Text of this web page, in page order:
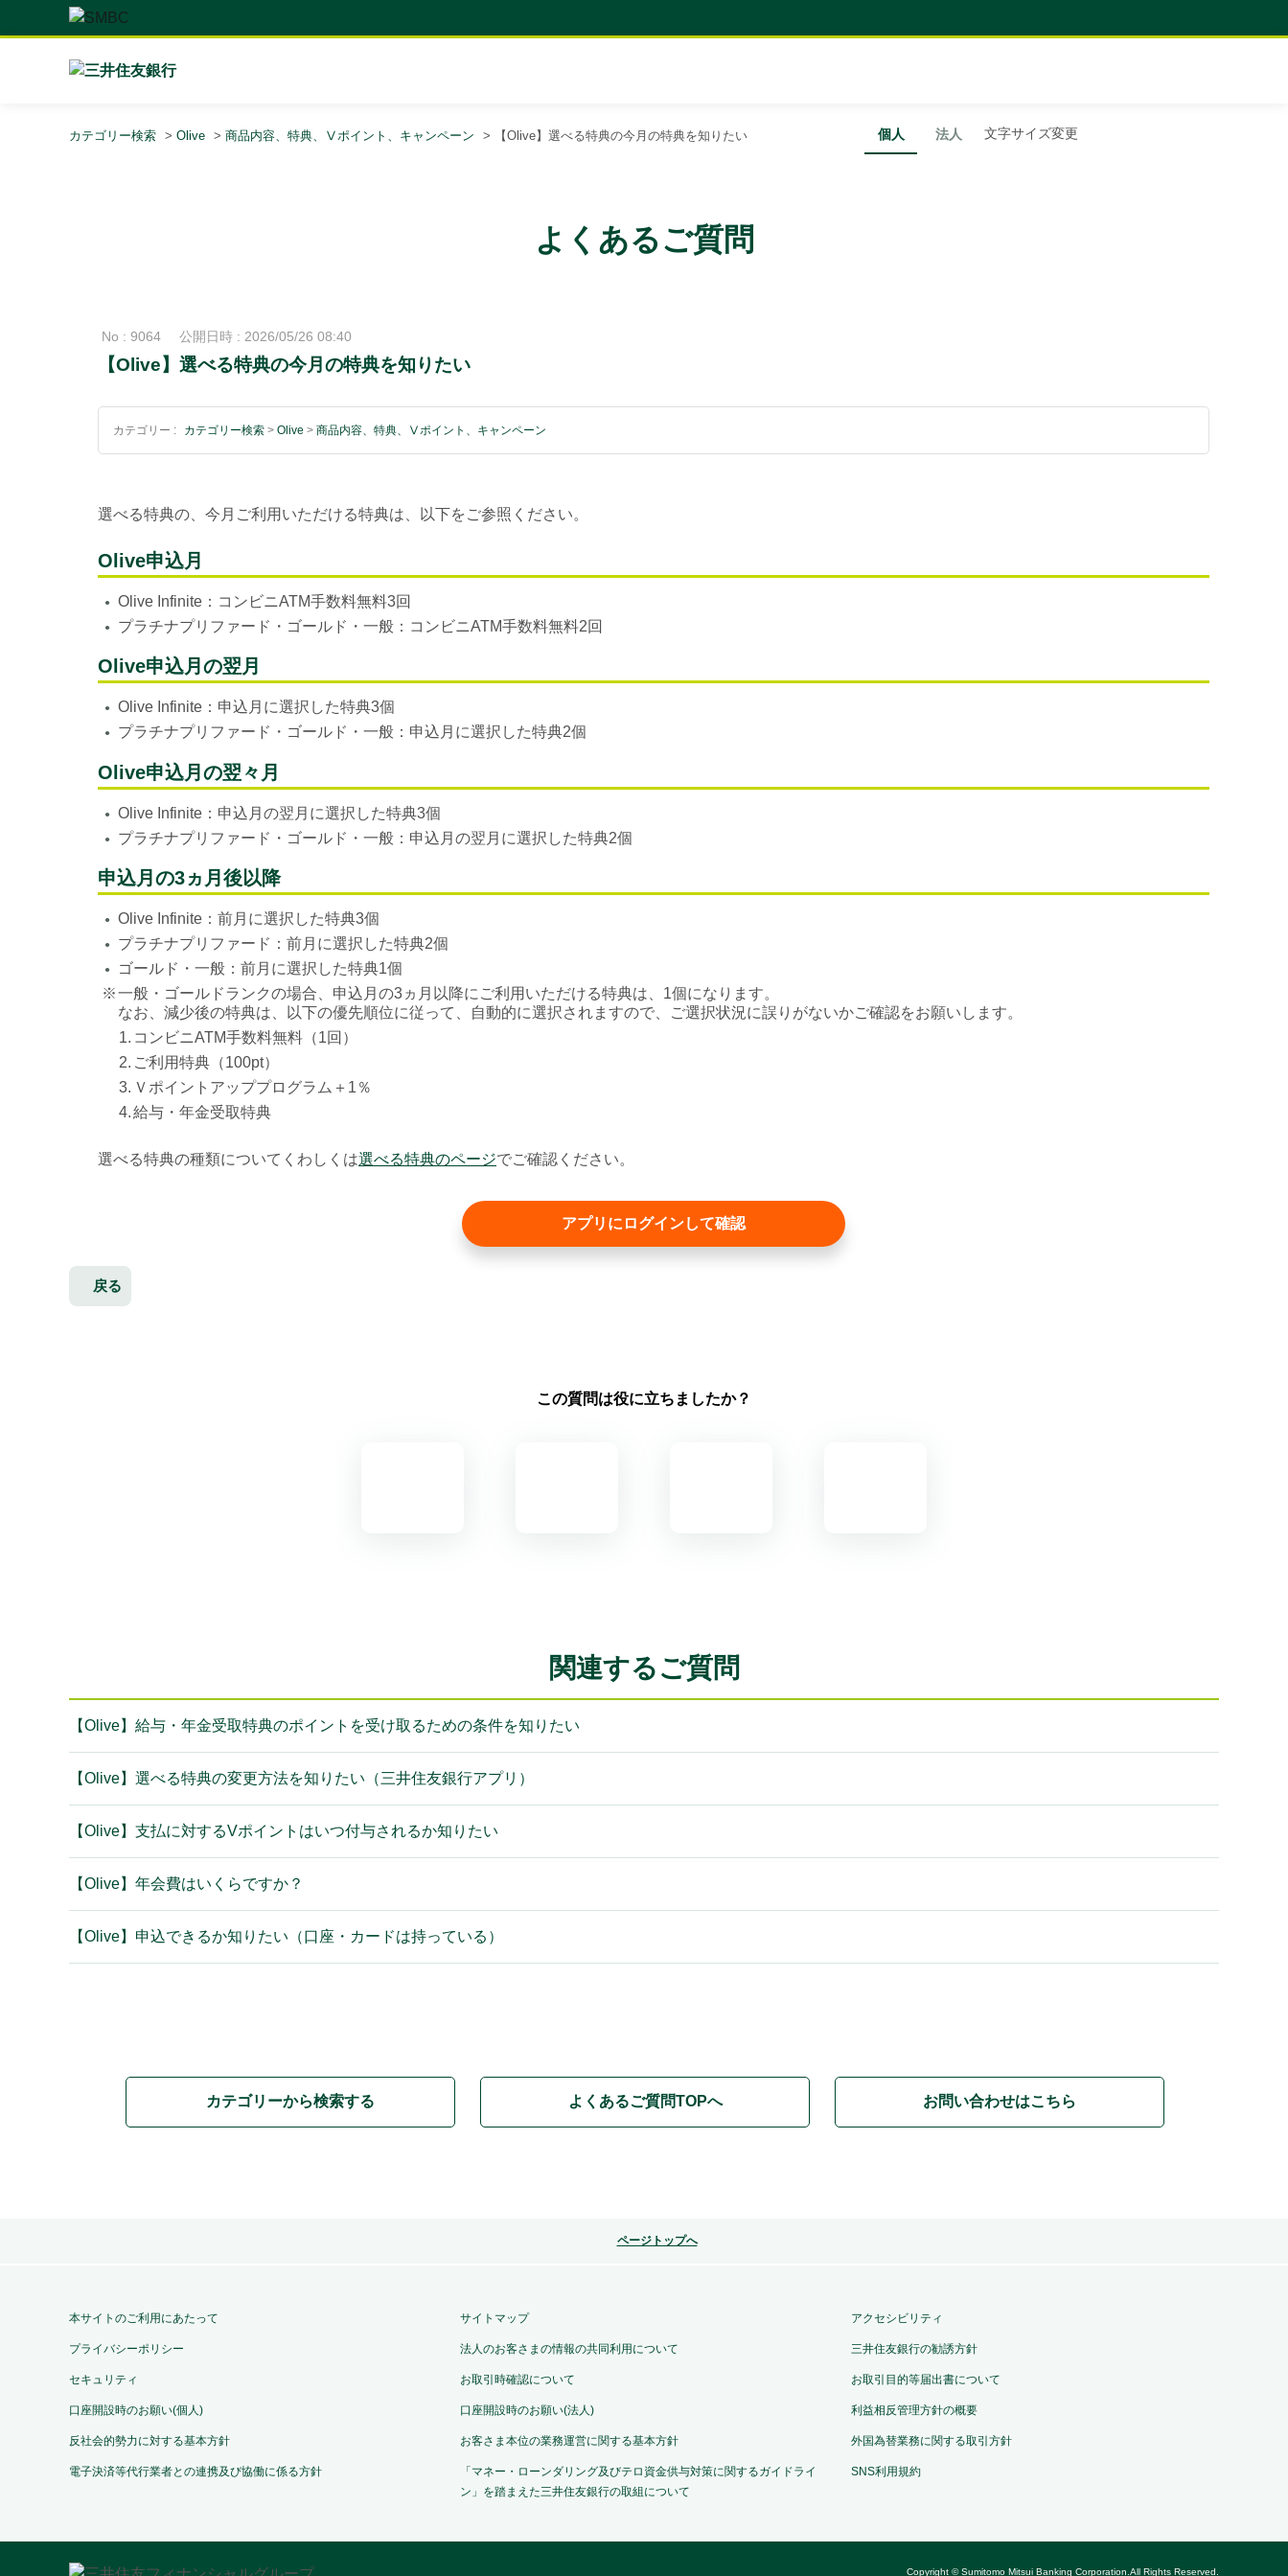
個人 法人 文字サイズ変更
カテゴリー検索 > Olive > 商品内容、特典、Ⅴポイント、キャンペーン > 【Olive】選べる特典の今月の特典を知りたい
よくあるご質問
No : 9064 公開日時 : 2026/05/26 08:40
【Olive】選べる特典の今月の特典を知りたい
カテゴリー : カテゴリー検索 > Olive > 商品内容、特典、Ⅴポイント、キャンペーン
選べる特典の、今月ご利用いただける特典は、以下をご参照ください。
Olive申込月
● Olive Infinite：コンビニATM手数料無料3回
● プラチナプリファード・ゴールド・一般：コンビニATM手数料無料2回
Olive申込月の翌月
● Olive Infinite：申込月に選択した特典3個
● プラチナプリファード・ゴールド・一般：申込月に選択した特典2個
Olive申込月の翌々月
● Olive Infinite：申込月の翌月に選択した特典3個
● プラチナプリファード・ゴールド・一般：申込月の翌月に選択した特典2個
申込月の3ヵ月後以降
● Olive Infinite：前月に選択した特典3個
● プラチナプリファード：前月に選択した特典2個
●
ゴールド・一般：前月に選択した特典1個
※一般・ゴールドランクの場合、申込月の3ヵ月以降にご利用いただける特典は、1個になります。
なお、減少後の特典は、以下の優先順位に従って、自動的に選択されますので、ご選択状況に誤りがないかご確認をお願いします。
1. コンビニATM手数料無料（1回）
2. ご利用特典（100pt）
3. Ｖポイントアッププログラム＋1％
4.給与・年金受取特典
選べる特典の種類についてくわしくは選べる特典のページでご確認ください。
アプリにログインして確認
戻る
この質問は役に立ちましたか？
関連するご質問
【Olive】給与・年金受取特典のポイントを受け取るための条件を知りたい
【Olive】選べる特典の変更方法を知りたい（三井住友銀行アプリ）
【Olive】支払に対するVポイントはいつ付与されるか知りたい
【Olive】年会費はいくらですか？
【Olive】申込できるか知りたい（口座・カードは持っている）
カテゴリーから検索する よくあるご質問TOPへ お問い合わせはこちら
ページトップへ
本サイトのご利用にあたって サイトマップ アクセシビリティ
プライバシーポリシー 法人のお客さまの情報の共同利用について 三井住友銀行の勧誘方針
セキュリティ お取引時確認について お取引目的等届出書について
口座開設時のお願い(個人) 口座開設時のお願い(法人) 利益相反管理方針の概要
反社会的勢力に対する基本方針 お客さま本位の業務運営に関する基本方針 外国為替業務に関する取引方針
電子決済等代行業者との連携及び協働に係る方針 「マネー・ローンダリング及びテロ資金供与対策に関するガイドライ
ン」を踏まえた三井住友銀行の取組について
SNS利用規約
Copyright © Sumitomo Mitsui Banking Corporation.All Rights Reserved.